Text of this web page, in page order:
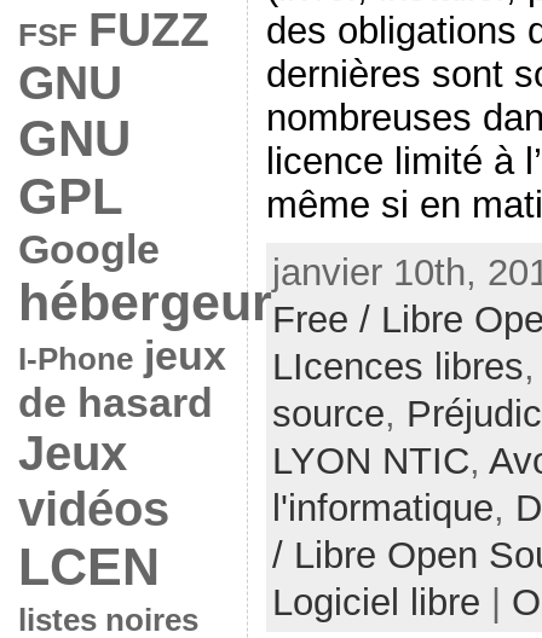
FSF FUZZ
GNU
GNU
GPL
Google
hébergeur
I-Phone jeux
de hasard
Jeux
vidéos
LCEN
listes noires
des obligations
dernières sont
nombreuses
licence limité à
même si en
janvier 10th,
Free / Libre
LIcences libres
source,
LYON NTIC,
l'informatique,
/ Libre Open
Logiciel libre